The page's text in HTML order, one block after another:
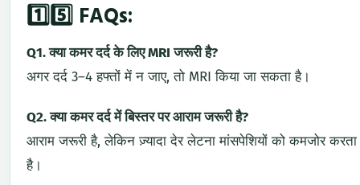
1️⃣5️⃣ FAQs:
Q1.क्याकमरदर्दकेलिएMRIजरूरीहै?
अगरदर्द 3–4हफ्तोंमेंनजाए,तो MRIकियाजासकताहै।
Q2.क्याकमरदर्दमेंबिस्तरपरआरामजरूरीहै?
आरामजरूरीहै,लेकिनज़्यादादेरलेटनामांसपेशियोंकोकमजोरकरता
है।